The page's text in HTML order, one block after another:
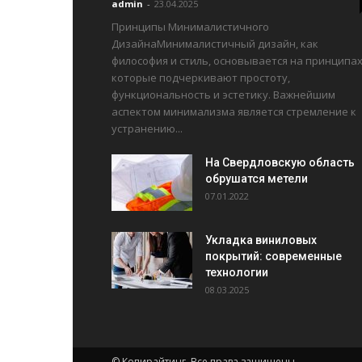
admin - 23.04.2025
Принципы Минималистичного
ДизайнаМинималистичный дизайн, как
философия и стиль, основывается на
которые подчеркивают простоту,
функциональность и эстетику. Важнейшим
аспектом минимализма является стремление к
устранению...
На Свердловскую область
обрушатся метели
07.01.2022
Укладка виниловых
покрытий: современные
технологии
08.03.2025